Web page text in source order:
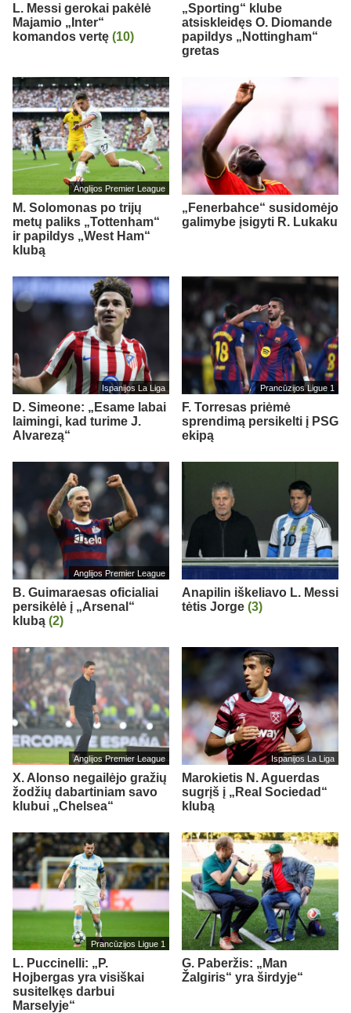
L. Messi gerokai pakėlė
Majamio „Inter“
komandos vertę (10)
„Sporting“ klube
atsiskleidęs O. Diomande
papildys „Nottingham“
gretas
Anglijos Premier League
M. Solomonas po trijų
metų paliks „Tottenham“
ir papildys „West Ham“
klubą
„Fenerbahce“ susidomėjo
galimybe įsigyti R. Lukaku
Ispanijos La Liga
D. Simeone: „Esame labai
laimingi, kad turime J.
Alvarezą“
Prancūzijos Ligue 1
F. Torresas priėmė
sprendimą persikelti į PSG
ekipą
Anglijos Premier League
B. Guimaraesas oficialiai
persikėlė į „Arsenal“
klubą (2)
Anapilin iškeliavo L. Messi
tėtis Jorge (3)
Anglijos Premier League
X. Alonso negailėjo gražių
žodžių dabartiniam savo
klubui „Chelsea“
Ispanijos La Liga
Marokietis N. Aguerdas
sugrįš į „Real Sociedad“
klubą
Prancūzijos Ligue 1
L. Puccinelli: „P.
Hojbergas yra visiškai
susitelkęs darbui
Marselyje“
G. Paberžis: „Man
Žalgiris“ yra širdyje“